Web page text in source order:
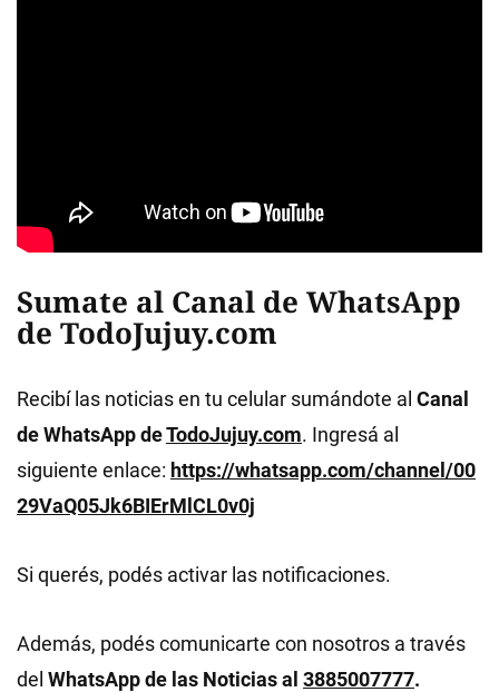
Sumate al Canal de WhatsApp
de TodoJujuy.com
Recibí las noticias en tu celular sumándote al Canal
de WhatsApp deTodoJujuy.com. Ingresá al
siguiente enlace: https://whatsapp.com/channel/00
29VaQ05Jk6BIErMlCL0v0j
Si querés, podés activar las notificaciones.
Además, podés comunicarte con nosotros a través
del WhatsApp de las Noticias al 3885007777.